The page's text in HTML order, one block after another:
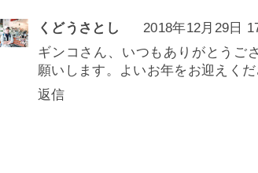
くどうさとし
2018年12月29日
ギンコさん、いつもありがとうご
願いします。よいお年をお迎えくだ
返信